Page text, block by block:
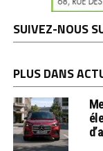
SUIVEZ-NOUS
PLUS DANS